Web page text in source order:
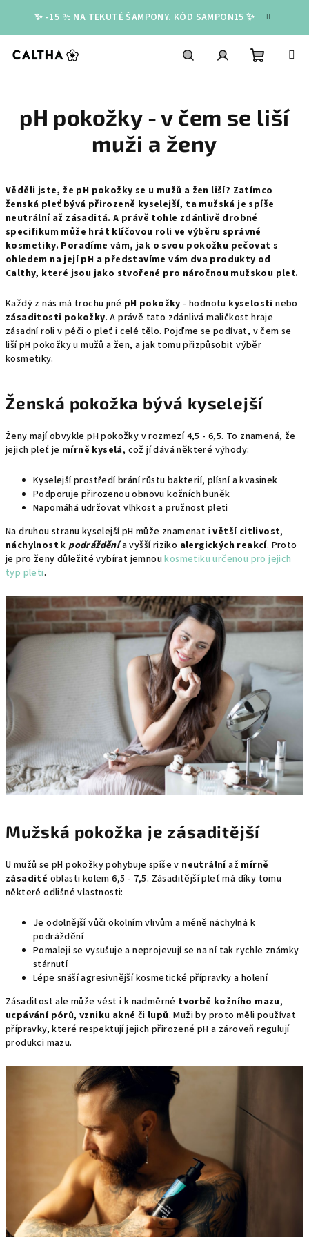
obsah
✨ -15 % NA TEKUTÉ ŠAMPONY. KÓD SAMPON15 ✨
košík
pH pokožky - v čem se liší
muži a ženy
Věděli jste, že pH pokožky se u mužů a žen liší? Zatímco
ženská pleť bývá přirozeně kyselejší, ta mužská je spíše
neutrální až zásaditá. A právě tohle zdánlivě drobné
specifikum může hrát klíčovou roli ve výběru správné
kosmetiky. Poradíme vám, jak o svou pokožku pečovat s
ohledem na její pH a představíme vám dva produkty od
Calthy, které jsou jako stvořené pro náročnou mužskou pleť.
Každý z nás má trochu jiné pH pokožky - hodnotu kyselostinebo
zásaditosti pokožky. A právě tato zdánlivá maličkost hraje
zásadní roli v péči o pleť i celé tělo. Pojďme se podívat, v čem se
liší pH pokožky u mužů a žen, a jak tomu přizpůsobit výběr
kosmetiky.
Ženská pokožka bývá kyselejší
Ženy mají obvykle pH pokožky v rozmezí 4,5 - 6,5. To znamená, že
jejich pleť je mírně kyselá, což jí dává některé výhody:
Kyselejší prostředí brání růstu bakterií, plísní a kvasinek
Podporuje přirozenou obnovu kožních buněk
Napomáhá udržovat vlhkost a pružnost pleti
Na druhou stranu kyselejší pH může znamenat ivětší citlivost,
náchylnostkpodrážděnía vyšší riziko alergických reakcí. Proto
je pro ženy důležité vybírat jemnoukosmetiku určenou pro jejich
typ pleti.
Mužská pokožka je zásaditější
U mužů se pH pokožky pohybuje spíše v neutrálníaž mírně
zásadité oblasti kolem 6,5 - 7,5. Zásaditější pleť má díky tomu
některé odlišné vlastnosti:
Je odolnější vůči okolním vlivům a méně náchylná k
podráždění
Pomaleji se vysušuje a neprojevují se na ní tak rychle známky
stárnutí
Lépe snáší agresivnější kosmetické přípravky a holení
Zásaditost ale může vést i k nadměrné tvorbě kožního mazu,
ucpávání pórů,vzniku akné či lupů. Muži by proto měli používat
přípravky, které respektují jejich přirozené pH a zároveň regulují
produkci mazu.